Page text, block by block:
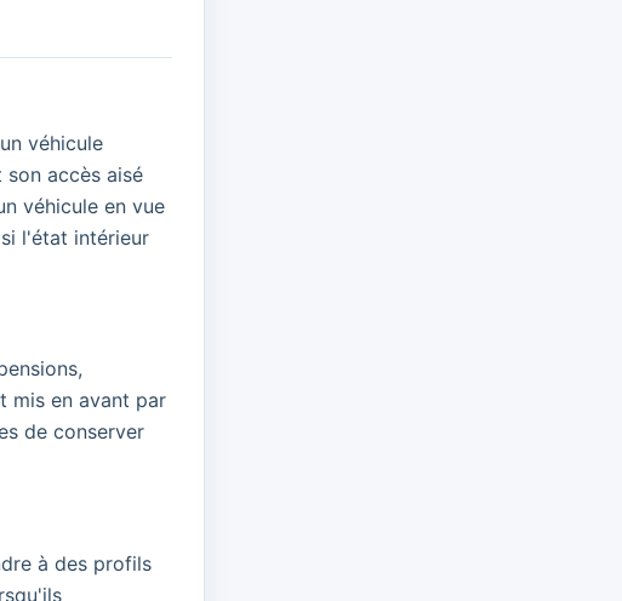
véhicule
accès aisé
véhicule en vue
l'état intérieur
mis en avant par
de conserver
à des profils